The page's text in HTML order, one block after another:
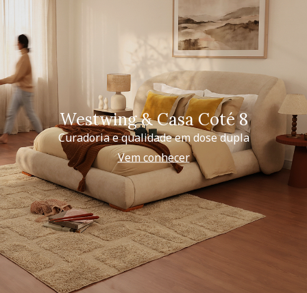
Westwing & Casa Coté 8
Curadoria e qualidade em dose dupla
Vem conhecer